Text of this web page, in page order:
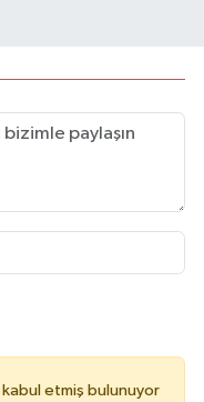
kabul etmiş bulunuyor